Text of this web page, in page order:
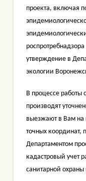
проекта, включая
утверждение в
экологии
В процессе
производят
выезжают в Вам на
точных координат,
Департаментом
кадастровый учет
санитарной